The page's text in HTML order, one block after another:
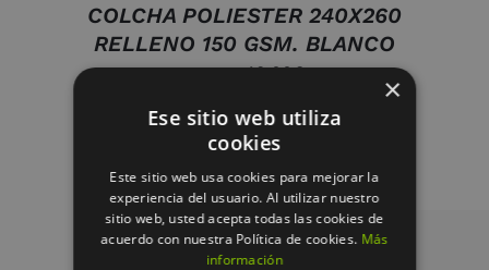
COLCHA POLIESTER 240X260
RELLENO 150 GSM. BLANCO
49.00€ ×
Ese sitio web utiliza
cookies
Este sitio web usa cookies para mejorar la
experiencia del usuario. Al utilizar nuestro
sitio web, usted acepta todas las cookies de
acuerdo con nuestra Política de cookies. Más
información